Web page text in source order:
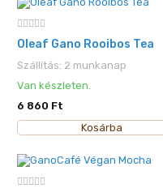
Oleaf Gano Rooibos Tea
Szállítás: 2 munkanap
Van készleten.
6 860 Ft
Kosárba